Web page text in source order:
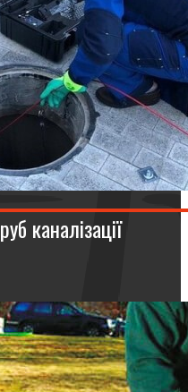
каналізації